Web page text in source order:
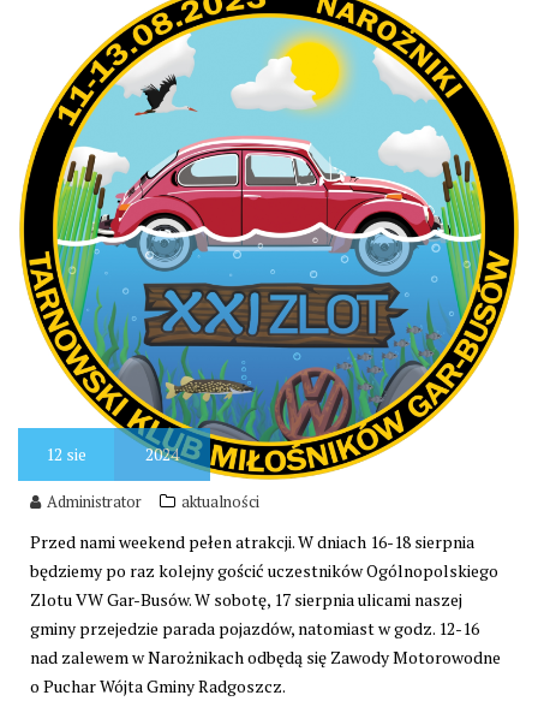
12 sie 2024
Administrator aktualności
Przed nami weekend pełen atrakcji. W dniach 16-18 sierpnia
będziemy po raz kolejny gościć uczestników Ogólnopolskiego
Zlotu VW Gar-Busów. W sobotę, 17 sierpnia ulicami naszej
gminy przejedzie parada pojazdów, natomiast w godz. 12-16
nad zalewem w Narożnikach odbędą się Zawody Motorowodne
o Puchar Wójta Gminy Radgoszcz.